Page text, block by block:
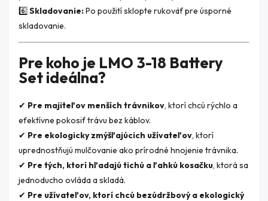
6️⃣ Skladovanie:Po použití sklopte rukoväť pre úsporné
skladovanie.
Pre koho je LMO 3-18 Battery
Set ideálna?
✔ Pre majiteľov menších trávnikov, ktorí chcú rýchlo a
efektívne pokosiť trávu bez káblov.
✔ Pre ekologicky zmýšľajúcich užívateľov, ktorí
uprednostňujú mulčovanie ako prírodné hnojenie trávnika.
✔ Pre tých, ktorí hľadajú tichú a ľahkú kosačku, ktorá sa
jednoducho ovláda a skladá.
✔ Pre užívateľov, ktorí chcú bezúdržbový a ekologický